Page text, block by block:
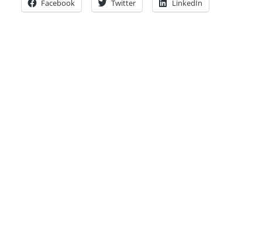
Facebook Twitter LinkedIn